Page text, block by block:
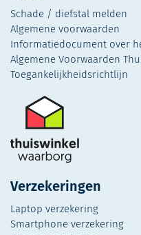
Schade / diefstal melden
Algemene voorwaarden
Informatiedocument over
Algemene Voorwaarden
Toegankelijkheidsrichtlijn
Verzekeringen
Laptop verzekering
Smartphone verzekering